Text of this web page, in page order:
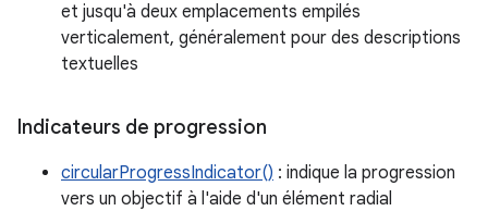
et jusqu'à deux emplacements empilés
verticalement, généralement pour des descriptions
textuelles
Indicateurs de progression
circularProgressIndicator() : indique la progression
vers un objectif à l'aide d'un élément radial